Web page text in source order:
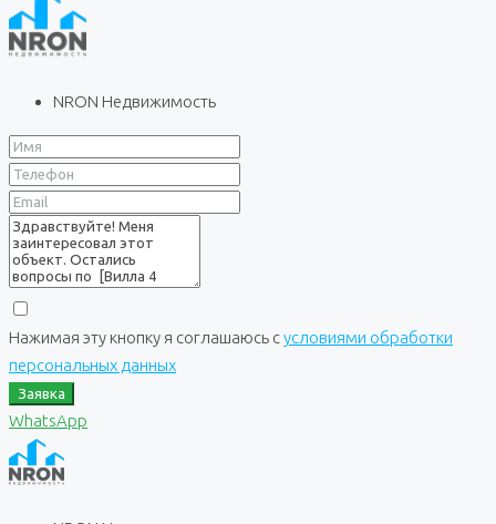
NRON Недвижимость
Нажимая эту кнопку я соглашаюсь сусловиями обработки
персональных данных
Заявка
WhatsApp